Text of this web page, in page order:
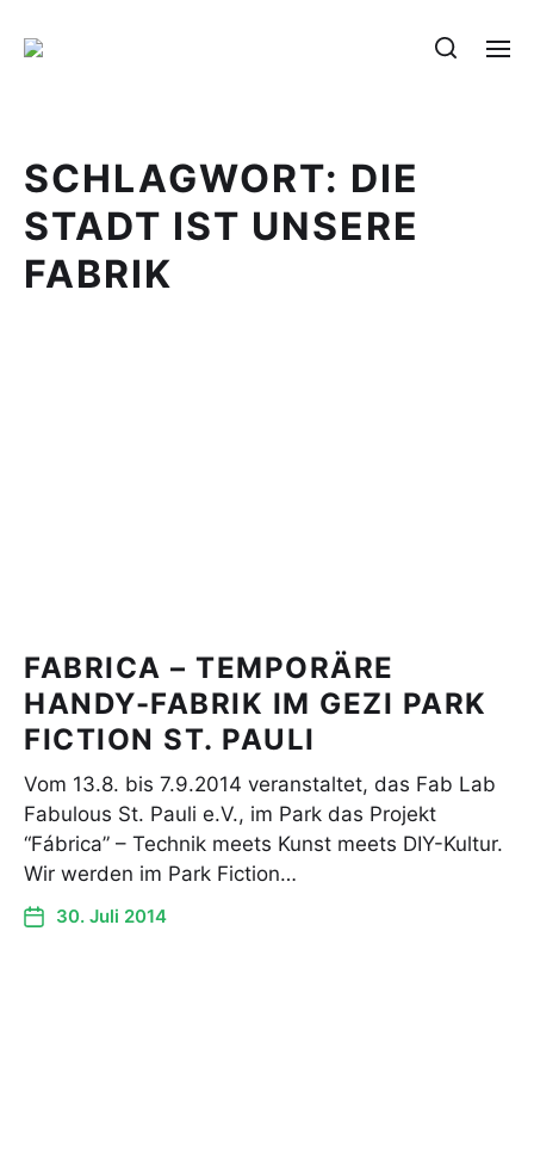
SCHLAGWORT: DIE
STADT IST UNSERE
FABRIK
FABRICA – TEMPORÄRE
HANDY-FABRIK IM GEZI PARK
FICTION ST. PAULI
Vom 13.8. bis 7.9.2014 veranstaltet, das Fab Lab
Fabulous St. Pauli e.V., im Park das Projekt
“Fábrica” – Technik meets Kunst meets DIY-Kultur.
Wir werden im Park Fiction…
30. Juli 2014